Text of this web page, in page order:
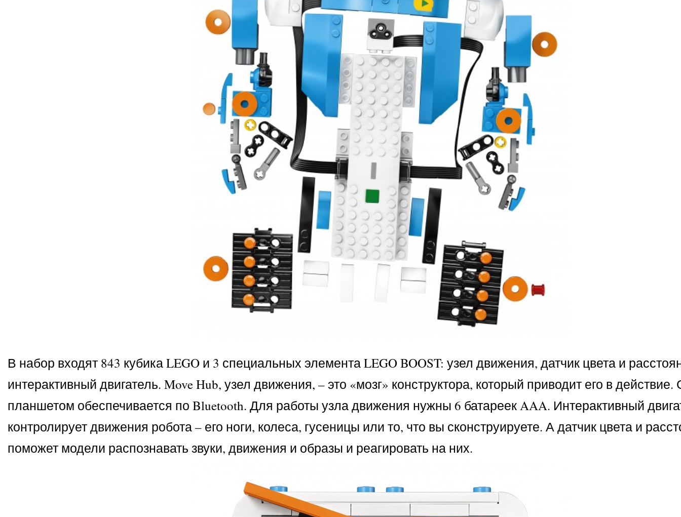
В набор входят 843 кубика LEGO и 3 специальных элемента LEGO BOOST: узел движения, датчик цвета и
интерактивный двигатель. Move Hub, узел движения, – это «мозг» конструктора, который приводит его в действие.
планшетом обеспечивается по Bluetooth. Для работы узла движения нужны 6 батареек AAA. Интерактивный
контролирует движения робота – его ноги, колеса, гусеницы или то, что вы сконструируете. А датчик цвета и
поможет модели распознавать звуки, движения и образы и реагировать на них.